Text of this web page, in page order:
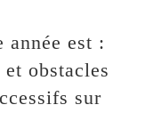
année est :
obstacles
sur